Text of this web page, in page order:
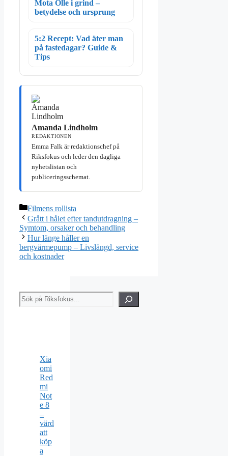
Mota Olle i grind –
betydelse och ursprung
5:2 Recept: Vad äter man
på fastedagar? Guide &
Tips
Amanda Lindholm
REDAKTIONEN
Emma Falk är redaktionschef på
Riksfokus och leder den dagliga
nyhetslistan och
publiceringsschemat.
Kategorier
Filmens rollista
Grått i hålet efter tandutdragning –
Symtom, orsaker och behandling
Hur länge håller en
bergvärmepump – Livslängd, service
och kostnader
Sök
Xia
omi
Red
mi
Not
e 8
–
värd
att
köp
a